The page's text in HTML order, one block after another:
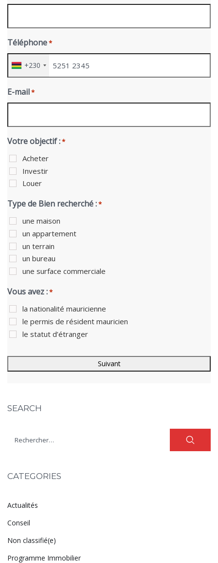
Téléphone*
+230
E-mail*
Votre objectif :*
Acheter
Investir
Louer
Type de Bien recherché :*
une maison
un appartement
un terrain
un bureau
une surface commerciale
Vous avez :*
la nationalité mauricienne
le permis de résident mauricien
le statut d’étranger
SEARCH
CATEGORIES
Actualités
Conseil
Non classifié(e)
Programme Immobilier